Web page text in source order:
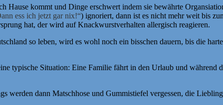
Hause kommt und Dinge erschwert indem sie bewährte
ess ich jetzt gar nix!“) ignoriert, dann ist es nicht mehr weit bis
hat, der wird auf Knackwurstverhalten allergisch reagieren.
so leben, wird es wohl noch ein bisschen dauern, bis die
typische Situation: Eine Familie fährt in den Urlaub und während
werden dann Matschhose und Gummistiefel vergessen, die